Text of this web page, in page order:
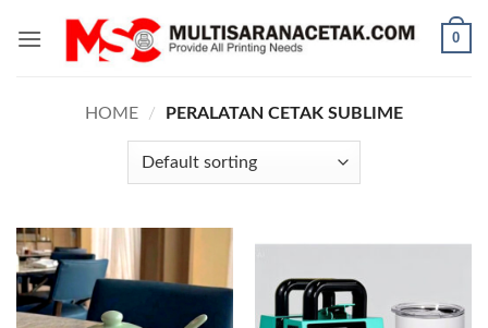
0
HOME / PERALATAN CETAK SUBLIME